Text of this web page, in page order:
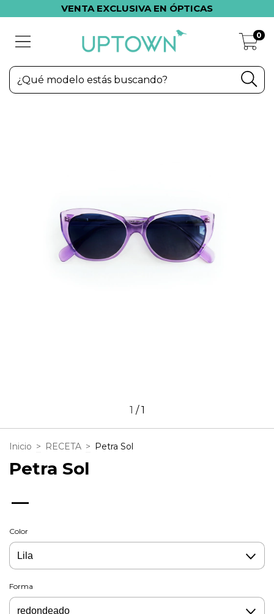
VENTA EXCLUSIVA EN ÓPTICAS
0
1 /1
Inicio > RECETA > Petra Sol
Petra Sol
—
Color
Forma